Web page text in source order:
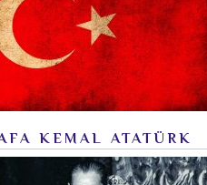
KEMAL ATATÜRK